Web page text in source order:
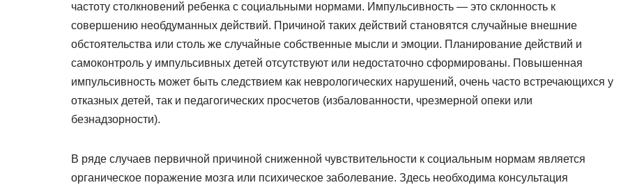
частоту столкновений ребенка с социальными нормами. Импульсивность — это склонность к
совершению необдуманных действий. Причиной таких действий становятся случайные внешние
обстоятельства или столь же случайные собственные мысли и эмоции. Планирование действий и
самоконтроль у импульсивных детей отсутствуют или недостаточно сформированы. Повышенная
импульсивность может быть следствием как неврологических нарушений, очень часто встречающихся у
отказных детей, так и педагогических просчетов (избалованности, чрезмерной опеки или
безнадзорности).
В ряде случаев первичной причиной сниженной чувствительности к социальным нормам является
органическое поражение мозга или психическое заболевание. Здесь необходима консультация